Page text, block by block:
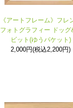
《アートフレーム》フレ
フォトグラフィー ドッグ
ビット(ゆうパケット)
2,000円(税込2,200円)